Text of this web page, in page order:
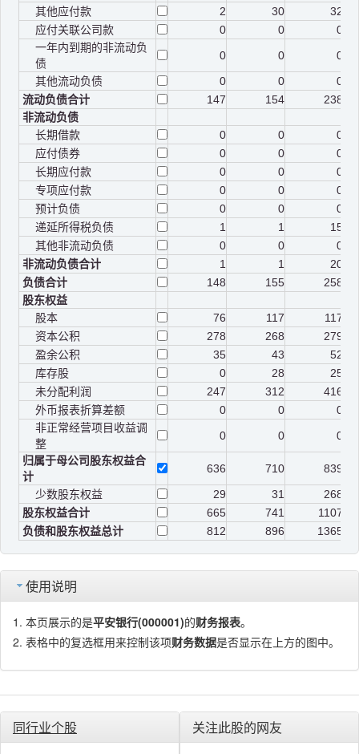
其他应付款
2 30
32
应付关联公司款
0 0
0
一年内到期的非流动负
债
0 0
0
其他流动负债
0 0
0
流动负债合计
147 154
238
非流动负债
长期借款
0 0
0
应付债券
0 0
0
长期应付款
0 0
0
专项应付款
0 0
0
预计负债
0 0
0
递延所得税负债
1 1
15
其他非流动负债
0 0
0
非流动负债合计
1 1
20
负债合计
148 155
258
股东权益
股本
76 117
117
资本公积
278 268
279
盈余公积
35 43
52
库存股
0 28
25
未分配利润
247 312
416
外币报表折算差额
0 0
0
非正常经营项目收益调
整
0 0
0
归属于母公司股东权益合
计
636 710
839
少数股东权益
29 31
268
股东权益合计
665 741
1107
负债和股东权益总计
812 896 1365
使用说明
本页展示的是平安银行(000001)的财务报表。
表格中的复选框用来控制该项财务数据是否显示在上方的图中。
同行业个股 关注此股的网友